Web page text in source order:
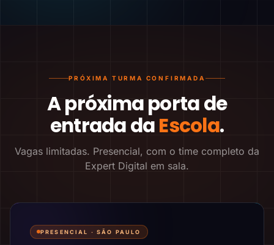
PRÓXIMA TURMA CONFIRMADA
A próxima porta de
entrada daEscola.
Vagas limitadas. Presencial, com o time completo da
Expert Digital em sala.
PRESENCIAL ·SÃO PAULO